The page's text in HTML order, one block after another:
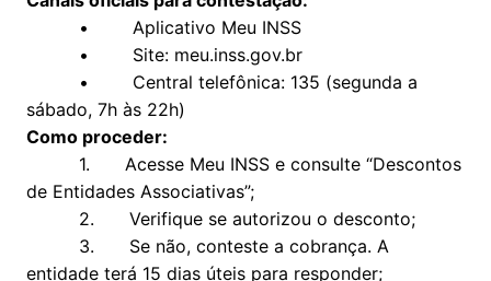
• Aplicativo Meu INSS
• Site: meu.inss.gov.br
• Central telefônica: 135 (segunda a
sábado, 7h às 22h)
Como proceder:
1. Acesse Meu INSS e consulte “Descontos
de Entidades Associativas”;
2. Verifique se autorizou o desconto;
3. Se não, conteste a cobrança. A
entidade terá 15 dias úteis para responder;